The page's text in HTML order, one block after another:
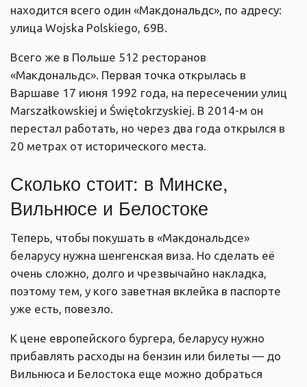
находится всего один «Макдональдс», по адресу:
улица Wojska Polskiego, 69B.
Всего же в Польше 512 ресторанов
«Макдональдс». Первая точка открылась в
Варшаве 17 июня 1992 года, на пересечении улиц
Marszałkowskiej и Świętokrzyskiej. В 2014-м он
перестал работать, но через два года открылся в
20 метрах от исторического места.
Сколько стоит: в Минске,
Вильнюсе и Белостоке
Теперь, чтобы покушать в «Макдональдсе»
беларусу нужна шенгенская виза. Но сделать её
очень сложно, долго и чрезвычайно накладка,
поэтому тем, у кого заветная вклейка в паспорте
уже есть, повезло.
К цене европейского бургера, беларусу нужно
прибавлять расходы на бензин или билеты — до
Вильнюса и Белостока еще можно добраться